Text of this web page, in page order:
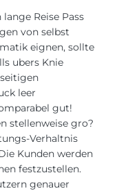
Reise Pass
von selbst
eignen, sollte
ubers Knie
leer
gut!
stellenweise gro?
Verhaltnis
Kunden werden
festzustellen.
genauer